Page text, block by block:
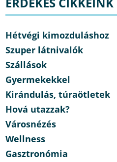
Hétvégi kimozduláshoz
Szuper látnivalók
Szállások
Gyermekekkel
Kirándulás, túraötletek
Hová utazzak?
Városnézés
Wellness
Gasztronómia